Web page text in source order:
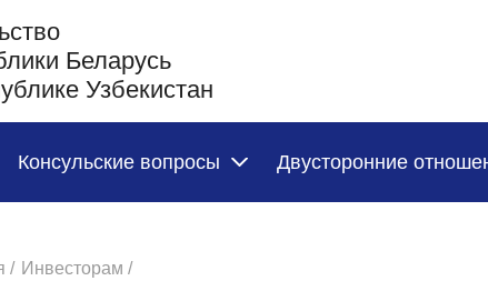
Беларусь
Узбекистан
Консульские вопросы Двусторонние
/ Инвесторам /